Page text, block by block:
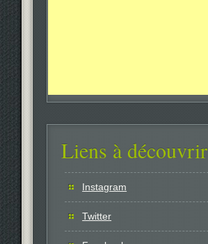
Liens à découvrir
Instagram
Twitter